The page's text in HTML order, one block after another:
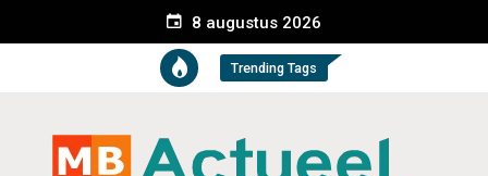
8 augustus 2026
Trending Tags